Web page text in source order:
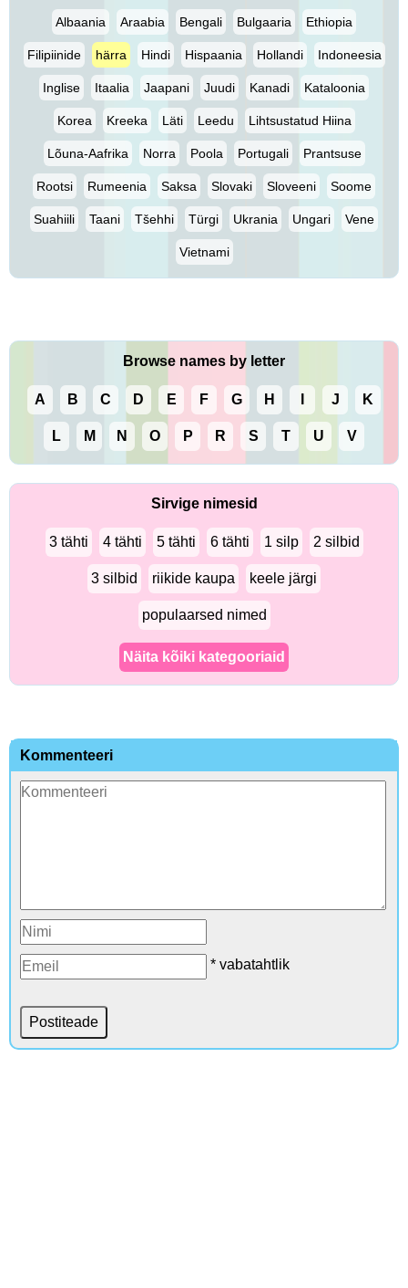
Albaania Araabia Bengali Bulgaaria Ethiopia
Filipiinide härra Hindi Hispaania Hollandi Indoneesia
Inglise Itaalia Jaapani Juudi Kanadi Kataloonia
Korea Kreeka Läti Leedu Lihtsustatud Hiina
Lõuna-Aafrika Norra Poola Portugali Prantsuse
Rootsi Rumeenia Saksa Slovaki Sloveeni Soome
Suahiili Taani Tšehhi Türgi Ukrania Ungari Vene
Vietnami
Browse names by letter
A B C D E F G H J K
L M N O P R S T U V
Sirvige nimesid
3 tähti 4 tähti 5 tähti 6 tähti 1 silp 2 silbid
3 silbid riikide kaupa keele järgi
populaarsed nimed
Näita kõiki kategooriaid
Kommenteeri
* vabatahtlik